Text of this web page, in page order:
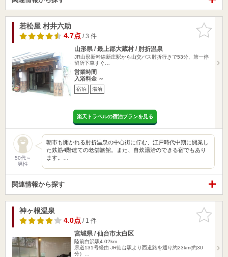
お気に入
りに追加
若松屋 村井六助
4.7点/ 3 件
山形県 / 最上郡大蔵村 / 肘折温泉
JR山形新幹線新庄駅から山交バス肘折行きで53分、第一停
留所下車すぐ…
営業時間
入浴料金 ～
宿泊 湯治
楽天トラベルの宿泊プランを見る
50代～
男性
朝市も開かれる肘折温泉の中心街に佇む、江戸時代中期に開業し
た鉄筋4階建ての老舗旅館。また、自炊湯治のできる宿でもあり
ます。…
関連情報から探す
お気に入
りに追加
神ヶ根温泉
4.0点/ 1 件
宮城県 / 仙台市太白区
陸前白沢駅4.02km
県道131号経由 JR仙台駅より西道路を通り約23km(約30
分）…